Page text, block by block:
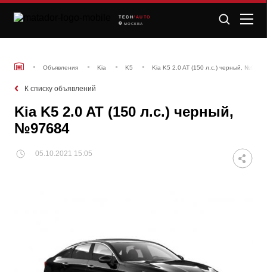
TECH /AUTO
МОСКВА
Объявления Kia K5 Kia K5 2.0 AT (150 л.с.) черный,
К списку объявлений
Kia K5 2.0 AT (150 л.с.) черный,
№97684
05.10.2021 15:05